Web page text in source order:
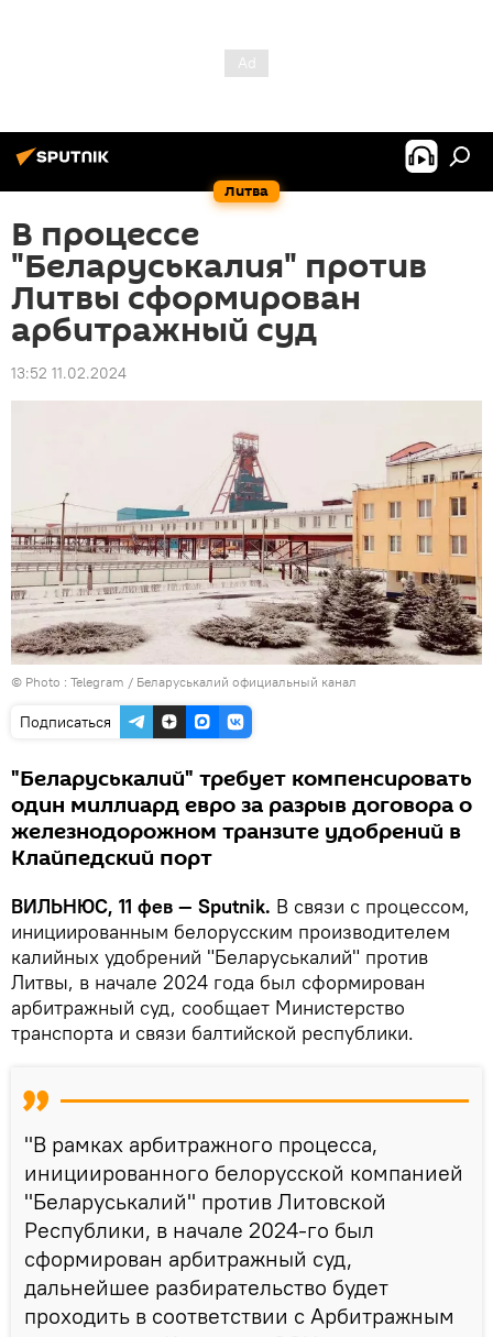
Литва
В процессе
"Беларуськалия" против
Литвы сформирован
арбитражный суд
13:52 11.02.2024
© Photo : Telegram / Беларуськалий официальный канал
Подписаться
"Беларуськалий" требует компенсировать
один миллиард евро за разрыв договора о
железнодорожном транзите удобрений в
Клайпедский порт
ВИЛЬНЮС, 11 фев — Sputnik. В связи с процессом,
инициированным белорусским производителем
калийных удобрений "Беларуськалий" против
Литвы, в начале 2024 года был сформирован
арбитражный суд, сообщает Министерство
транспорта и связи балтийской республики.
"В рамках арбитражного процесса,
инициированного белорусской компанией
"Беларуськалий" против Литовской
Республики, в начале 2024-го был
сформирован арбитражный суд,
дальнейшее разбирательство будет
проходить в соответствии с Арбитражным